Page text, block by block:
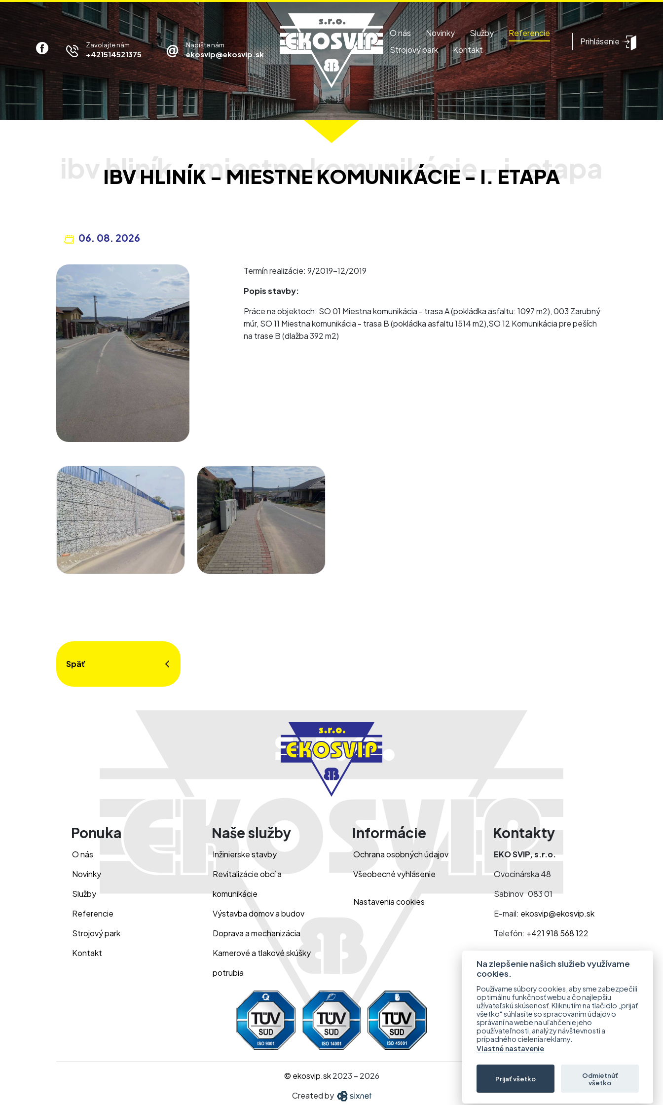
Zavolajte nám
+421514521375
Napíšte nám
ekosvip@ekosvip.sk
O nás Novinky Služby
Referencie
Strojový park
Kontakt
Prihlásenie
IBV HLINÍK - MIESTNE KOMUNIKÁCIE - I. ETAPA
06. 08. 2026
Termín realizácie: 9/2019-12/2019
Popis stavby:
Práce na objektoch: SO 01 Miestna komunikácia - trasa A (pokládka asfaltu: 1097 m2), 003 Zarubný
múr, SO 11 Miestna komunikácia - trasa B (pokládka asfaltu 1514 m2),SO 12 Komunikácia pre peších
na trase B (dlažba 392 m2)
Späť
Ponuka
O nás
Novinky
Služby
Referencie
Strojový park
Kontakt
Naše služby
Inžinierske stavby
Revitalizácie obcí a
komunikácie
Výstavba domov a budov
Doprava a mechanizácia
Kamerové a tlakové skúšky
potrubia
Informácie
Ochrana osobných údajov
Všeobecné vyhlásenie
Nastavenia cookies
Kontakty
EKO SVIP, s.r.o.
Ovocinárska 48
Sabinov 083 01
E-mail: ekosvip@ekosvip.sk
Telefón: +421 918 568 122
© ekosvip.sk2023 – 2026
Created by
Na zlepšenie našich služieb využívame
cookies.
Používame súbory cookies, aby sme zabezpečili
optimálnu funkčnosť webu a čo najlepšiu
užívateľskú skúsenosť. Kliknutím na tlačidlo „prijať
všetko“ súhlasíte so spracovaním údajov o
správaní na webe na uľahčenie jeho
používateľnosti, analýzy návštevnosti a
prípadného cielenia reklamy.
Vlastné nastavenie
Prijať všetko
Odmietnúť
všetko